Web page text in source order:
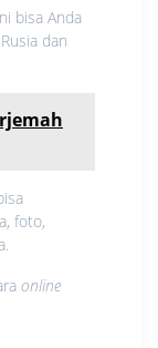
bisa Anda
dan
foto,
online